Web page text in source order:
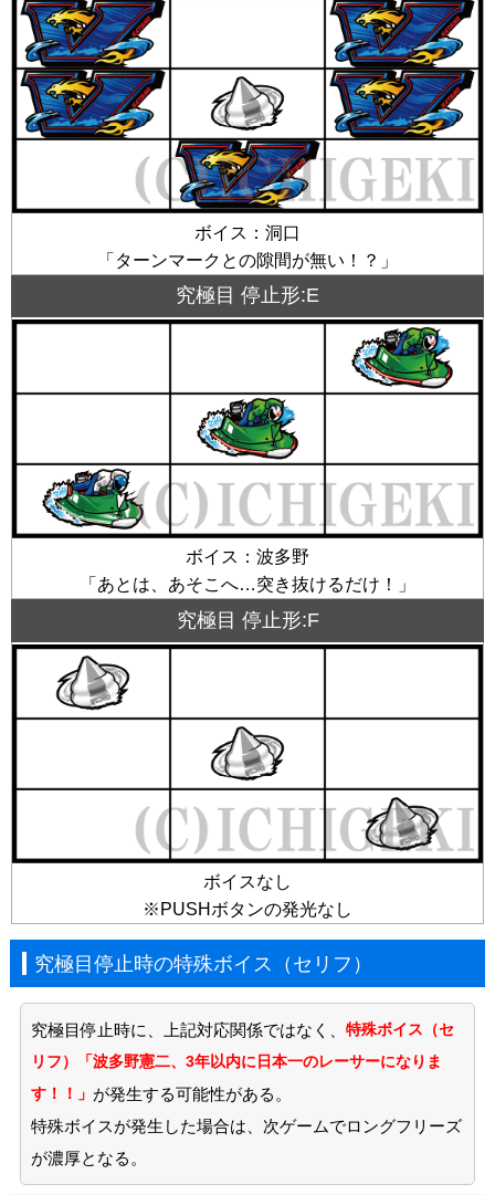
ボイス：洞口
「ターンマークとの隙間が無い！？」
究極目 停止形:E
ボイス：波多野
「あとは、あそこへ…突き抜けるだけ！」
究極目 停止形:F
ボイスなし
※PUSHボタンの発光なし
究極目停止時の特殊ボイス（セリフ）
究極目停止時に、上記対応関係ではなく、 特殊ボイス（セ
リフ）「波多野憲二、3年以内に日本一のレーサーになりま
す！！」 が発生する可能性がある。
特殊ボイスが発生した場合は、次ゲームでロングフリーズ
が濃厚となる。